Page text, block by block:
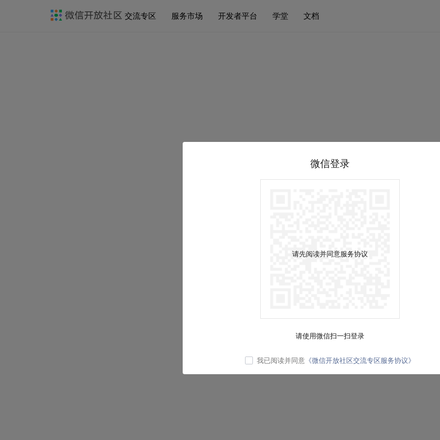
交流专区 服务市场 开发者平台 学堂 文档
微信登录
请先阅读并同意服务协议
请使用微信扫一扫登录
我已阅读并同意 《微信开放社区交流专区服务协议》